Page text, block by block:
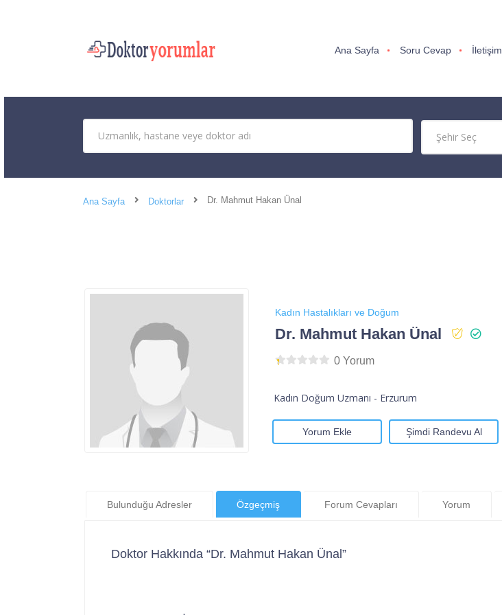
Ana Sayfa Soru Cevap İletişim
Ana Sayfa Doktorlar Dr. Mahmut Hakan Ünal
Kadın Hastalıkları ve Doğum
Dr. Mahmut Hakan Ünal
0 Yorum
Kadın Doğum Uzmanı - Erzurum
Yorum Ekle Şimdi Randevu Al
Bulunduğu Adresler Özgeçmiş Forum Cevapları Yorum
Doktor Hakkında “Dr. Mahmut Hakan Ünal”